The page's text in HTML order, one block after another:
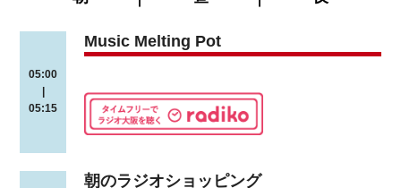
05:00
05:15
Music Melting Pot
朝のラジオショッピング